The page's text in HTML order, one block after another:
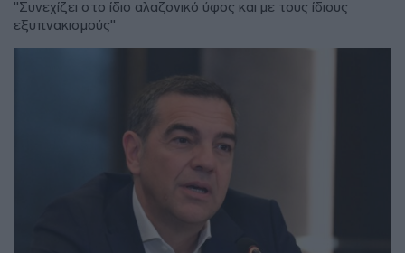
"Συνεχίζει στο ίδιο αλαζονικό ύφος και με τους ίδιους
εξυπνακισμούς"